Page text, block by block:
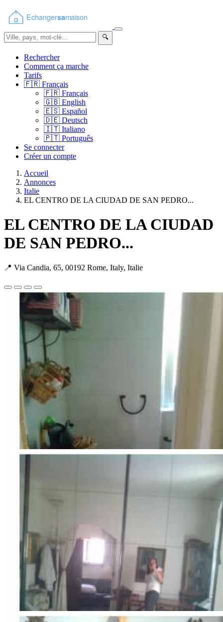
🔍
Rechercher
Comment ça marche
Tarifs
🇫🇷 Français
🇫🇷 Français
🇬🇧 English
🇪🇸 Español
🇩🇪 Deutsch
🇮🇹 Italiano
🇵🇹 Português
Se connecter
Créer un compte
Accueil
Annonces
Italie
EL CENTRO DE LA CIUDAD DE SAN PEDRO...
EL CENTRO DE LA CIUDAD
DE SAN PEDRO...
📍 Via Candia, 65, 00192 Rome, Italy, Italie